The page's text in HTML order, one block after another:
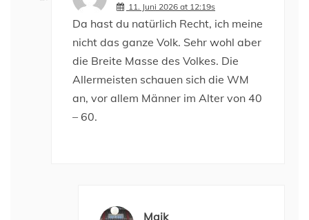
11. Juni 2026 at 12:19s
Da hast du natürlich Recht, ich meine
nicht das ganze Volk. Sehr wohl aber
die Breite Masse des Volkes. Die
Allermeisten schauen sich die WM
an, vor allem Männer im Alter von 40
– 60.
Maik